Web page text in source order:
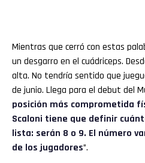
Mientras que cerró con estas
un desgarro en el cuádriceps.
alta. No tendría sentido que
de junio. Llega para el debut del
posición más comprometida
Scaloni tiene que definir
lista: serán 8 o 9. El número
de los jugadores”.